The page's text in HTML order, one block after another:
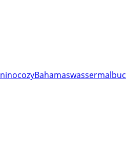
ninocozyBahamas